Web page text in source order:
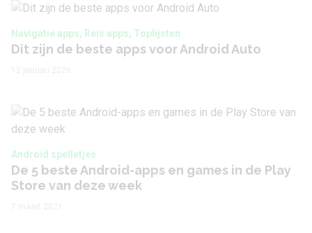
Navigatie apps, Reis apps, Toplijsten
Dit zijn de beste apps voor Android Auto
Android spelletjes
De 5 beste Android-apps en games in de Play
Store van deze week